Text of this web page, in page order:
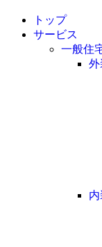
トップ
サービス
一般住
外
内